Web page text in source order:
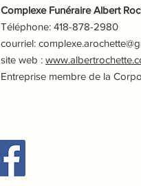
Complexe Funéraire Albert
Téléphone: 418-878-2980
courriel:
site web :
Entreprise membre de la